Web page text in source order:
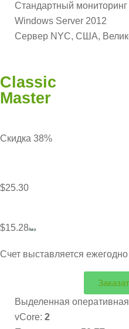
Стандартный мониторинг
Windows Server 2012
Сервер NYC, США,
Classic
Master
Скидка 38%
$25.30
$15.28/мо
Счет выставляется ежегодно
Выделенная
vCore: 2